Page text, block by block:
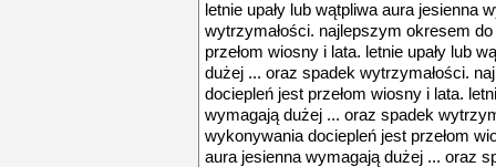
letnie upały lub wątpliwa aura jesienna
wytrzymałości. najlepszym okresem
przełom wiosny i lata. letnie upały lub
dużej ... oraz spadek wytrzymałości.
dociepleń jest przełom wiosny i lata.
wymagają dużej ... oraz spadek
wykonywania dociepleń jest przełom
aura jesienna wymagają dużej ... oraz